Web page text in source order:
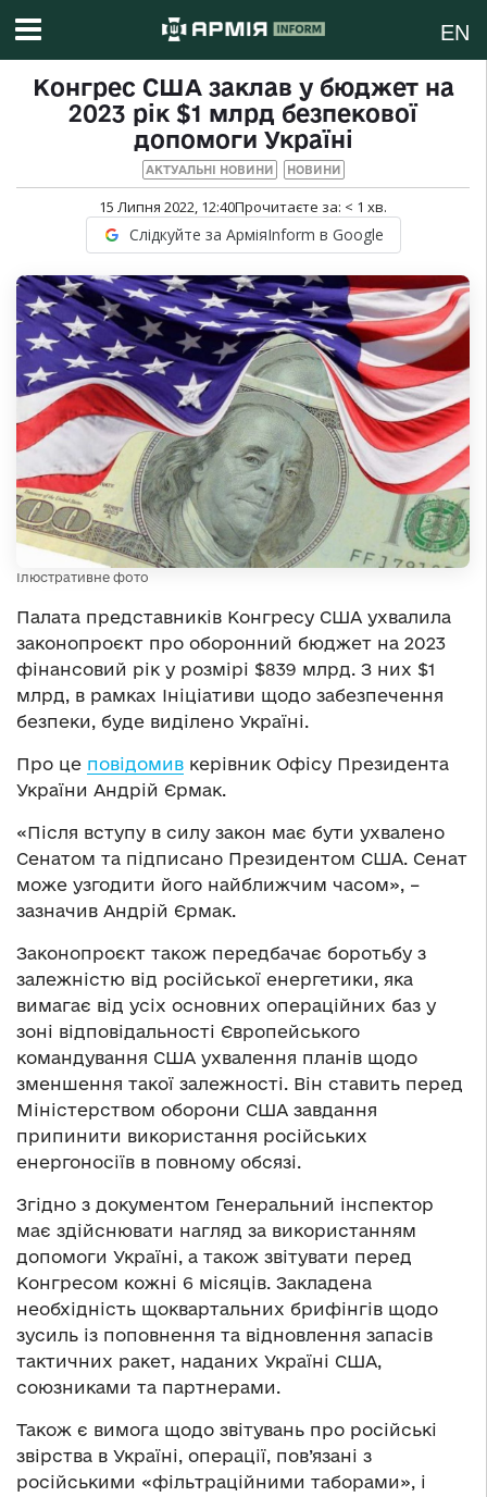
EN
Конгрес США заклав у бюджет на
2023 рік $1 млрд безпекової
допомоги Україні
АКТУАЛЬНІ НОВИНИ НОВИНИ
15 Липня 2022, 12:40Прочитаєте за: < 1 хв.
Слідкуйте за АрміяInform в Google
Ілюстративне фото
Палата представників Конгресу США ухвалила
законопроєкт про оборонний бюджет на 2023
фінансовий рік у розмірі $839 млрд. З них $1
млрд, в рамках Ініціативи щодо забезпечення
безпеки, буде виділено Україні.
Про це повідомив керівник Офісу Президента
України Андрій Єрмак.
«Після вступу в силу закон має бути ухвалено
Сенатом та підписано Президентом США. Сенат
може узгодити його найближчим часом», –
зазначив Андрій Єрмак.
Законопроєкт також передбачає боротьбу з
залежністю від російської енергетики, яка
вимагає від усіх основних операційних баз у
зоні відповідальності Європейського
командування США ухвалення планів щодо
зменшення такої залежності. Він ставить перед
Міністерством оборони США завдання
припинити використання російських
енергоносіїв в повному обсязі.
Згідно з документом Генеральний інспектор
має здійснювати нагляд за використанням
допомоги Україні, а також звітувати перед
Конгресом кожні 6 місяців. Закладена
необхідність щоквартальних брифінгів щодо
зусиль із поповнення та відновлення запасів
тактичних ракет, наданих Україні США,
союзниками та партнерами.
Також є вимога щодо звітувань про російські
звірства в Україні, операції, пов’язані з
російськими «фільтраційними таборами», і